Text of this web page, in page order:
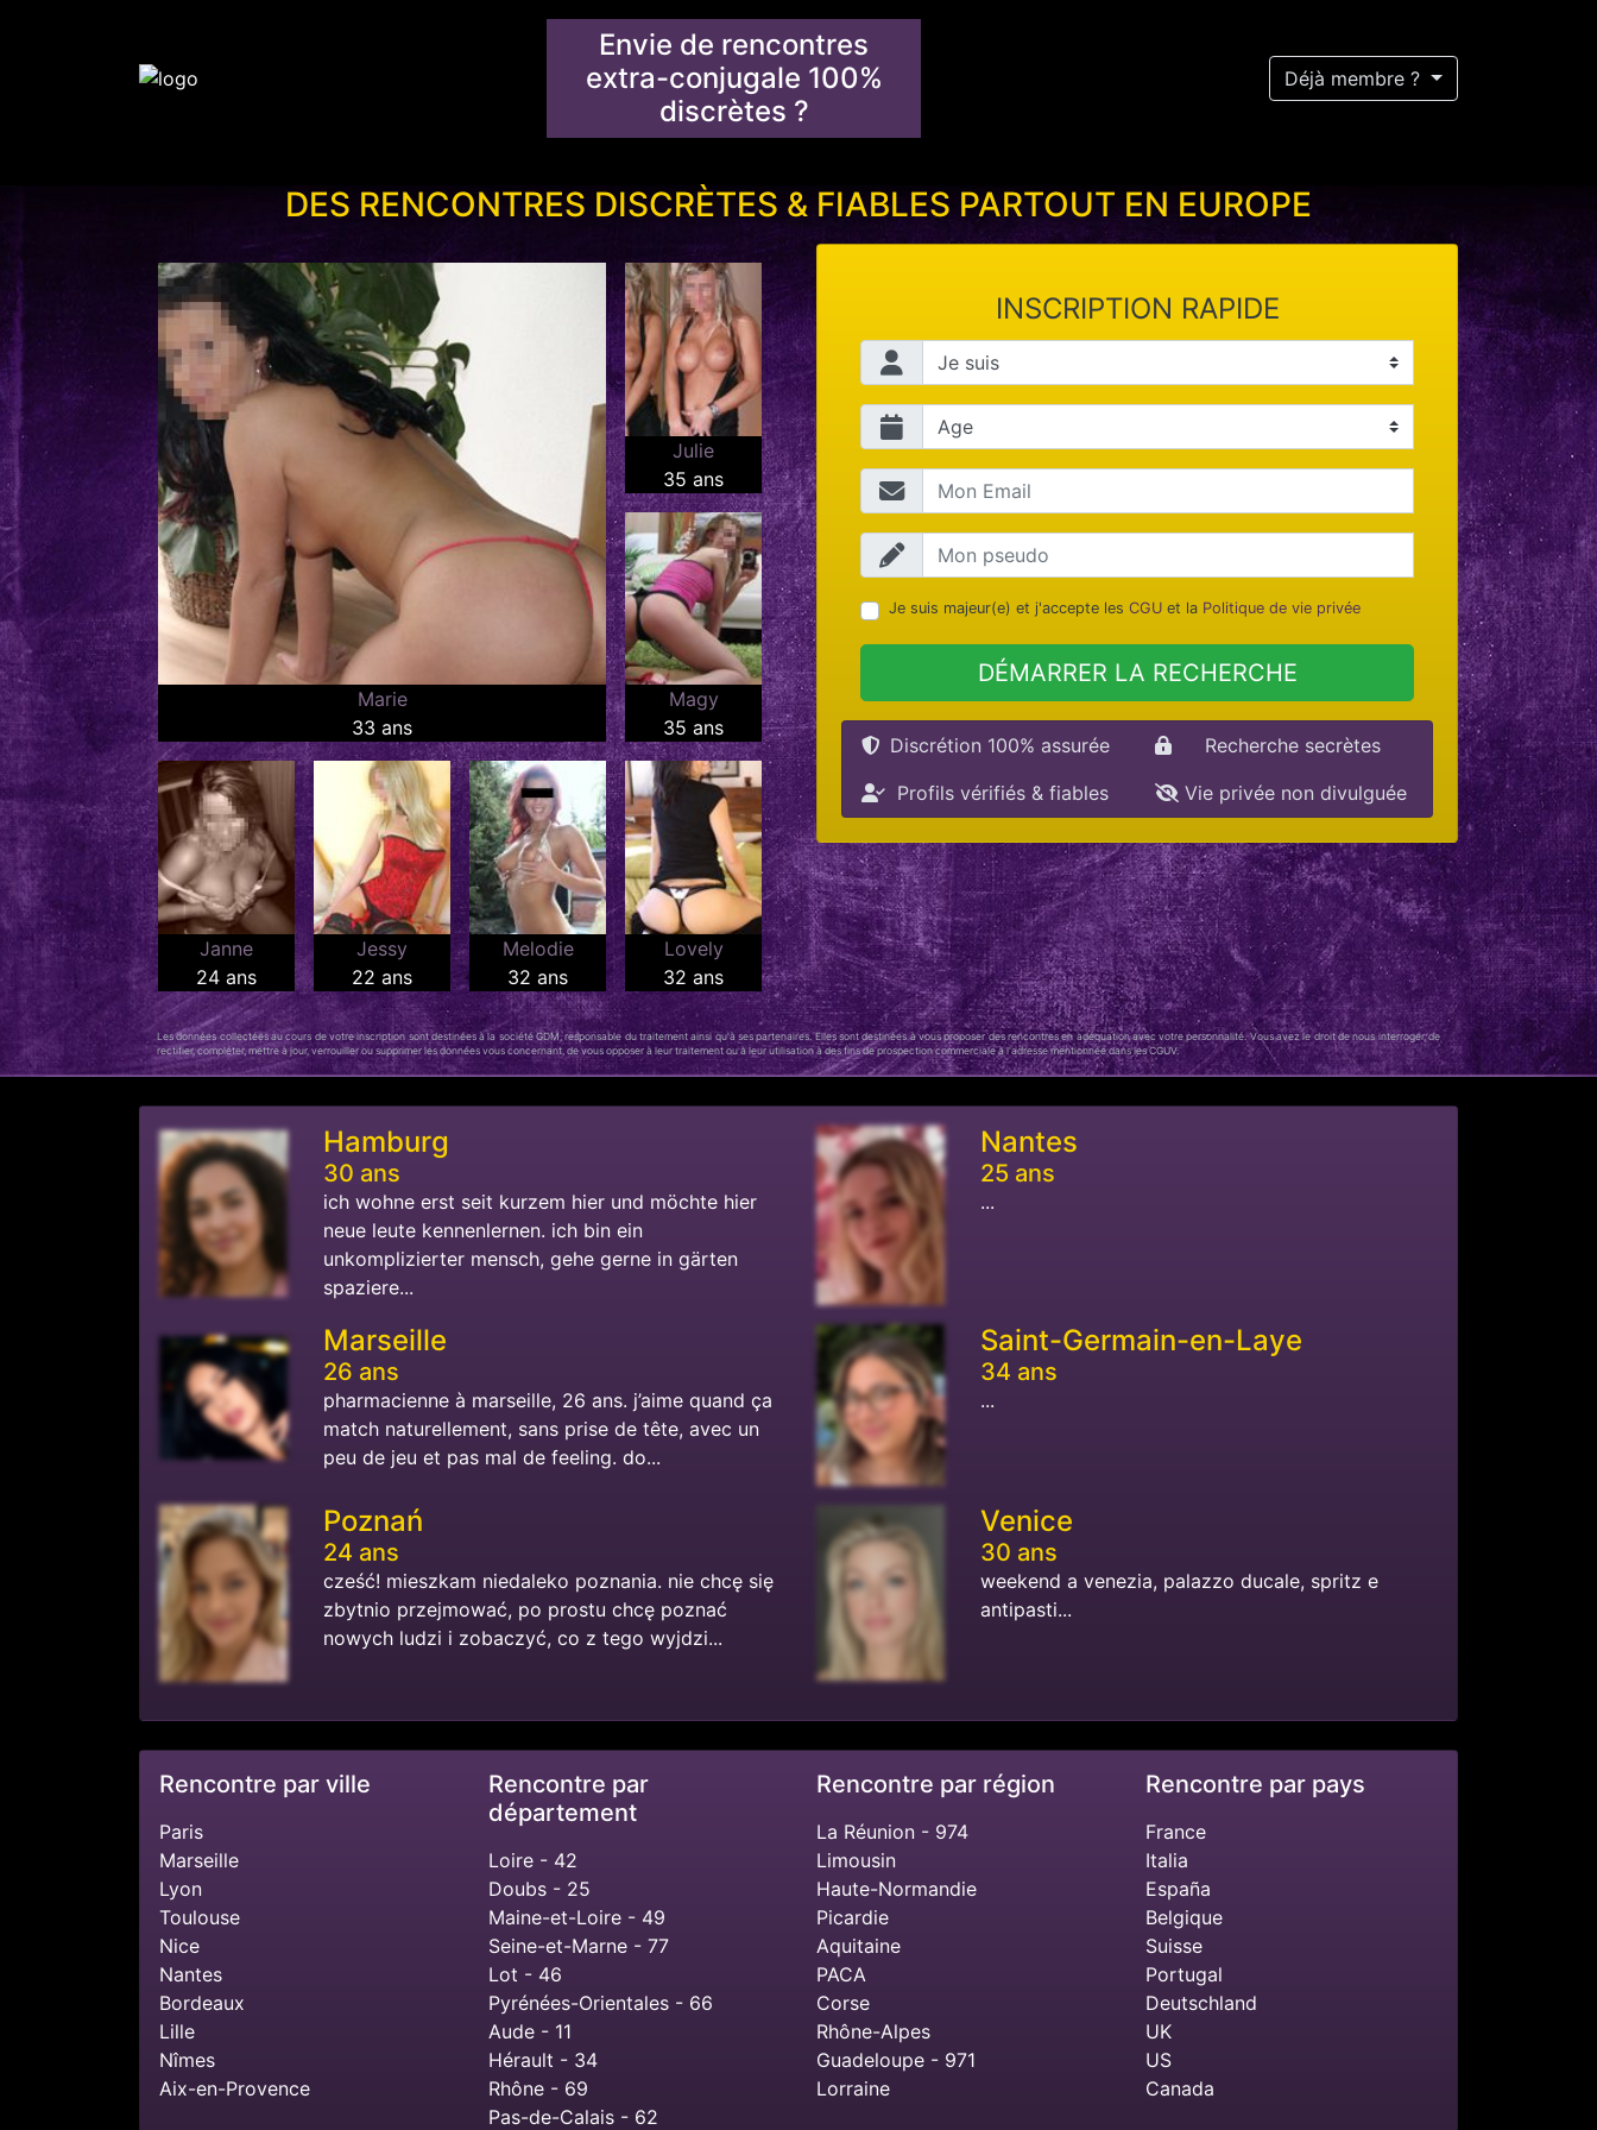
Envie de rencontres
extra-conjugale 100%
discrètes ?
Déjà membre ?
DES RENCONTRES DISCRÈTES & FIABLES PARTOUT EN EUROPE
Marie
33 ans
Julie
35 ans
Magy
35 ans
Janne
24 ans
Jessy
22 ans
Melodie
32 ans
Lovely
32 ans
INSCRIPTION RAPIDE
Je suis majeur(e) et j'accepte les CGU et la Politique de vie privée
DÉMARRER LA RECHERCHE
Discrétion 100% assurée
Recherche secrètes
Profils vérifiés & fiables
Vie privée non divulguée
Les données collectées au cours de votre inscription sont destinées à la société GDM, responsable du traitement ainsi qu'à ses partenaires. Elles sont destinées à vous proposer des rencontres en adéquation avec votre personnalité. Vous avez le droit de nous interroger, de
rectifier, compléter, mettre à jour, verrouiller ou supprimer les données vous concernant, de vous opposer à leur traitement ou à leur utilisation à des fins de prospection commerciale à l'adresse mentionnée dans les CGUV.
Hamburg
30 ans
ich wohne erst seit kurzem hier und möchte hier
neue leute kennenlernen. ich bin ein
unkomplizierter mensch, gehe gerne in gärten
spaziere...
Nantes
25 ans
...
Marseille
26 ans
pharmacienne à marseille, 26 ans. j’aime quand ça
match naturellement, sans prise de tête, avec un
peu de jeu et pas mal de feeling. do...
Saint-Germain-en-Laye
34 ans
...
Poznań
24 ans
cześć! mieszkam niedaleko poznania. nie chcę się
zbytnio przejmować, po prostu chcę poznać
nowych ludzi i zobaczyć, co z tego wyjdzi...
Venice
30 ans
weekend a venezia, palazzo ducale, spritz e
antipasti...
Rencontre par ville
Paris
Marseille
Lyon
Toulouse
Nice
Nantes
Bordeaux
Lille
Nîmes
Aix-en-Provence
Rencontre par
département
Loire - 42
Doubs - 25
Maine-et-Loire - 49
Seine-et-Marne - 77
Lot - 46
Pyrénées-Orientales - 66
Aude - 11
Hérault - 34
Rhône - 69
Pas-de-Calais - 62
Rencontre par région
La Réunion - 974
Limousin
Haute-Normandie
Picardie
Aquitaine
PACA
Corse
Rhône-Alpes
Guadeloupe - 971
Lorraine
Rencontre par pays
France
Italia
España
Belgique
Suisse
Portugal
Deutschland
UK
US
Canada